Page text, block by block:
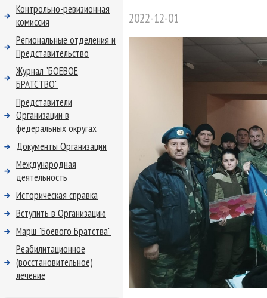
2022-12-01
Контрольно-ревизионная
комиссия
Региональные отделения и
Представительство
Журнал "БОЕВОЕ
БРАТСТВО"
Представители
Организации в
федеральных округах
Документы Организации
Международная
деятельность
Историческая справка
Вступить в Организацию
Марш "Боевого Братства"
Реабилитационное
(восстановительное)
лечение